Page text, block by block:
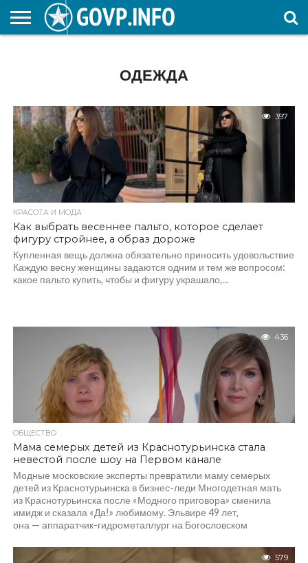
ОДЕЖДА
397
КРАСОТА И МОДА
Как выбрать весеннее пальто, которое сделает
фигуру стройнее, а образ дороже
Купленная вещь должна обязательно приносить удовольствие
Каждую весну женщины задаются одним и тем же вопросом:
какое пальто купить, чтобы и фигуру украшало,...
436
ОБЩЕСТВО
Мама семерых детей из Краснотурьинска стала
невестой после шоу на Первом канале
Модные московские эксперты превратили маму семерых
детей из Краснотурьинска в бизнес-леди Многодетная мать
из Краснотурьинска после «Модного приговора» сменила
имидж и сказала «Да!» любимому. Эльвире 49 лет,
она — аппаратчик-гидрометаллург на Богословском
579